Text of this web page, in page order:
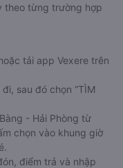
theo từng trường hợp
tải app Vexere trên
sau đó chọn “TÌM
- Hải Phòng từ
chọn vào khung giờ
điểm trả và nhập